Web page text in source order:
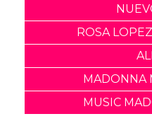
ROSA
MADONNA
MUSIC